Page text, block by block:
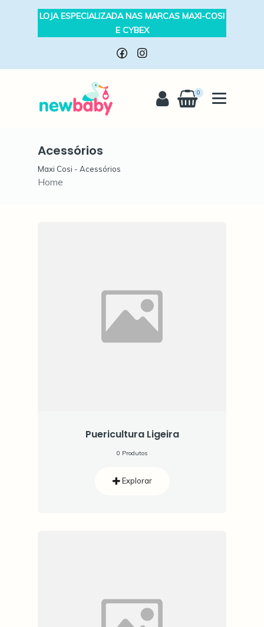
LOJA ESPECIALIZADA NAS MARCAS MAXI-COSI
E CYBEX
0
Acessórios
Acessórios
Maxi Cosi - Acessórios
Home
Puericultura Ligeira
0 Produtos
Explorar